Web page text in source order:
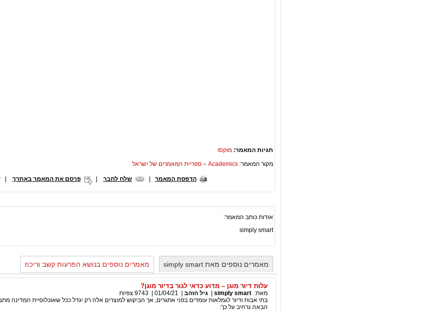
תגיות המאמר: מוקסו
מקור המאמר: Academics – ספריית המאמרים של ישראל
הדפסת המאמר שלח לחבר פרסם את המאמר באתרך |
אודות כותב המאמר:
simply smart
מאמרים נוספים מאת simply smart מאמרים נוספים בנושא הפרעות קשב וריכוז
עלות דיור מוגן – מדוע כדאי לגור בדיור מוגן?
מאת: simply smart גיל הזהב 01/04/21
9743 צפיות
בתי אבות ודיור לגמלאות עומדים בפני אתגרים, אך הביקוש למוצרים אלה רק יגדל ככל שאוכלוסיית המדינה
הבאה נרחיב על כך: